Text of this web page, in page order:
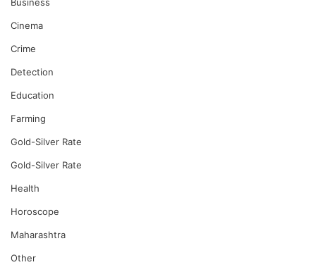
Business
Cinema
Crime
Detection
Education
Farming
Gold-Silver Rate
Gold-Silver Rate
Health
Horoscope
Maharashtra
Other